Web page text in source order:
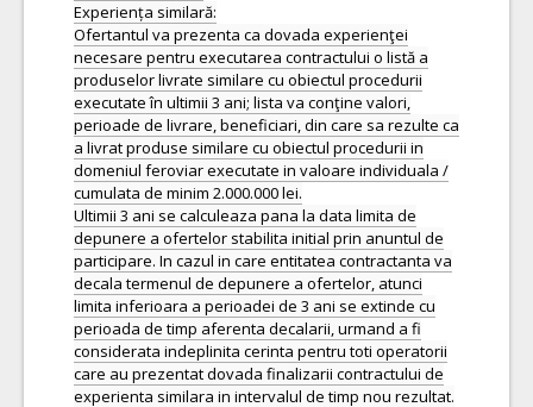
Experiența similară:
Ofertantul va prezenta ca dovada experienţei
necesare pentru executarea contractului o listă a
produselor livrate similare cu obiectul procedurii
executate în ultimii 3 ani; lista va conţine valori,
perioade de livrare, beneficiari, din care sa rezulte ca
a livrat produse similare cu obiectul procedurii in
domeniul feroviar executate in valoare individuala /
cumulata de minim 2.000.000 lei.
Ultimii 3 ani se calculeaza pana la data limita de
depunere a ofertelor stabilita initial prin anuntul de
participare. In cazul in care entitatea contractanta va
decala termenul de depunere a ofertelor, atunci
limita inferioara a perioadei de 3 ani se extinde cu
perioada de timp aferenta decalarii, urmand a fi
considerata indeplinita cerinta pentru toti operatorii
care au prezentat dovada finalizarii contractului de
experienta similara in intervalul de timp nou rezultat.